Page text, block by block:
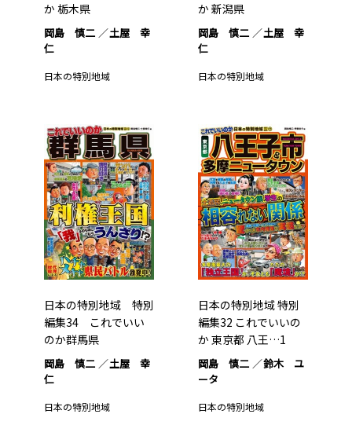
か 栃木県
岡島 慎二
土屋 幸
仁
日本の特別地域
か 新潟県
岡島 慎二
土屋 幸
仁
日本の特別地域
日本の特別地域 特別
編集34 これでいい
のか群馬県
岡島 慎二
土屋 幸
仁
日本の特別地域
日本の特別地域 特別
編集32 これでいいの
か 東京都 八王…1
岡島 慎二
鈴木 ユ
ータ
日本の特別地域